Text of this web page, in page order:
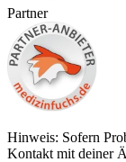
Partner
Hinweis: Sofern
Kontakt mit deiner